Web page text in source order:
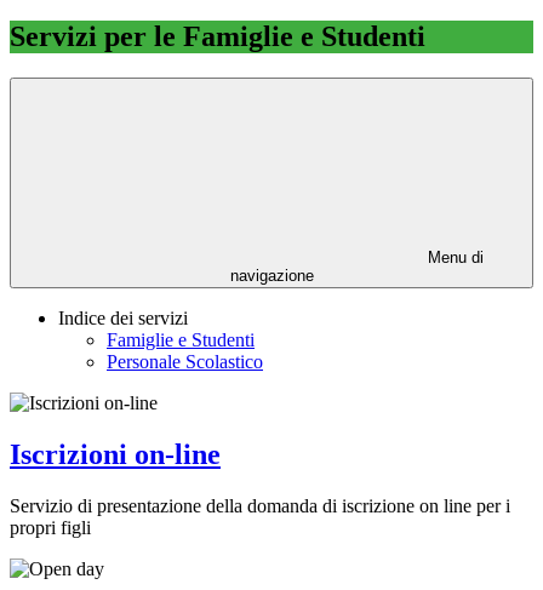
Servizi per le Famiglie e Studenti
Menu di
navigazione
Indice dei servizi
Famiglie e Studenti
Personale Scolastico
Iscrizioni on-line
Servizio di presentazione della domanda di iscrizione on line per i
propri figli